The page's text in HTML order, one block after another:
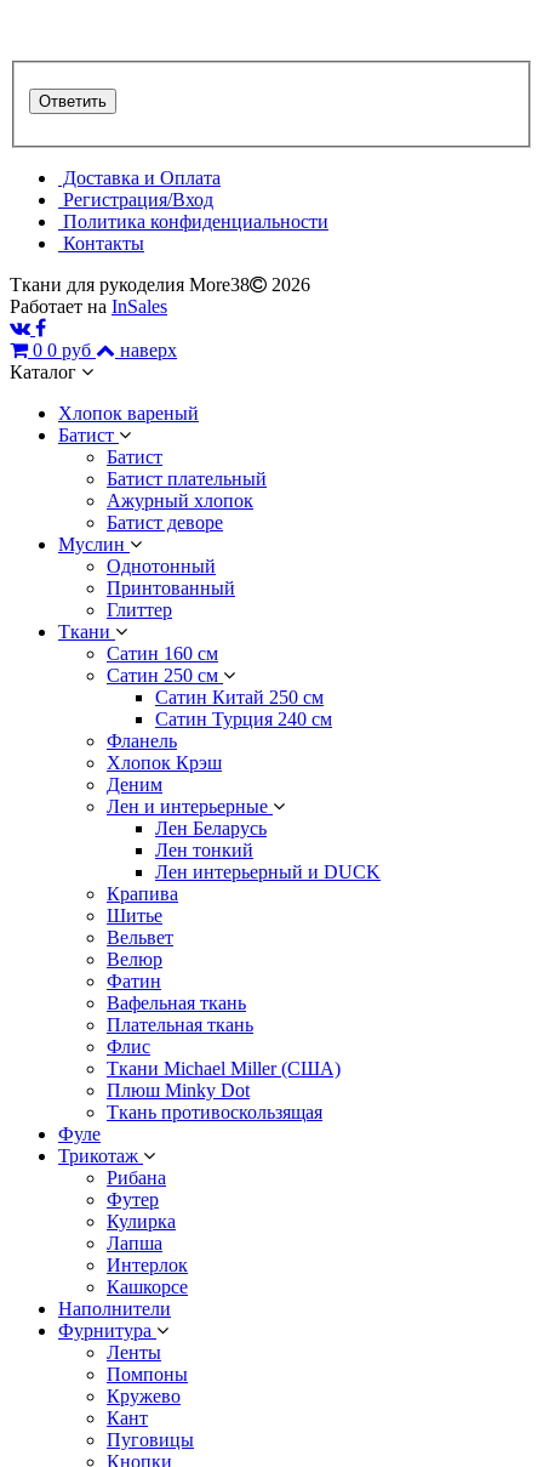
Доставка и Оплата
Регистрация/Вход
Политика конфиденциальности
Контакты
Ткани для рукоделия More38
2026
Работает на InSales
0 0 руб
наверх
Каталог
Хлопок вареный
Батист
Батист
Батист плательный
Ажурный хлопок
Батист деворе
Муслин
Однотонный
Принтованный
Глиттер
Ткани
Сатин 160 см
Сатин 250 см
Сатин Китай 250 см
Сатин Турция 240 см
Фланель
Хлопок Крэш
Деним
Лен и интерьерные
Лен Беларусь
Лен тонкий
Лен интерьерный и DUCK
Крапива
Шитье
Вельвет
Велюр
Фатин
Вафельная ткань
Плательная ткань
Флис
Ткани Michael Miller (США)
Плюш Minky Dot
Ткань противоскользящая
Фуле
Трикотаж
Рибана
Футер
Кулирка
Лапша
Интерлок
Кашкорсе
Наполнители
Фурнитура
Ленты
Помпоны
Кружево
Кант
Пуговицы
Кнопки